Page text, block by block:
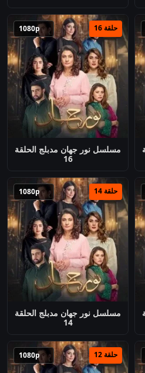
حلقة 16 1080p
مسلسل نور جهان مدبلج الحلقة
16
حلقة 14 1080p
مسلسل نور جهان مدبلج الحلقة
14
حلقة 12 1080p